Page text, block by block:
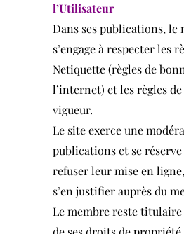
l’Utilisateur
Dans ses publications, le
s’engage à respecter les
Netiquette (règles de
l’internet) et les règles
vigueur.
Le site exerce une
publications et se
refuser leur mise en
s’en justifier auprès du
Le membre reste